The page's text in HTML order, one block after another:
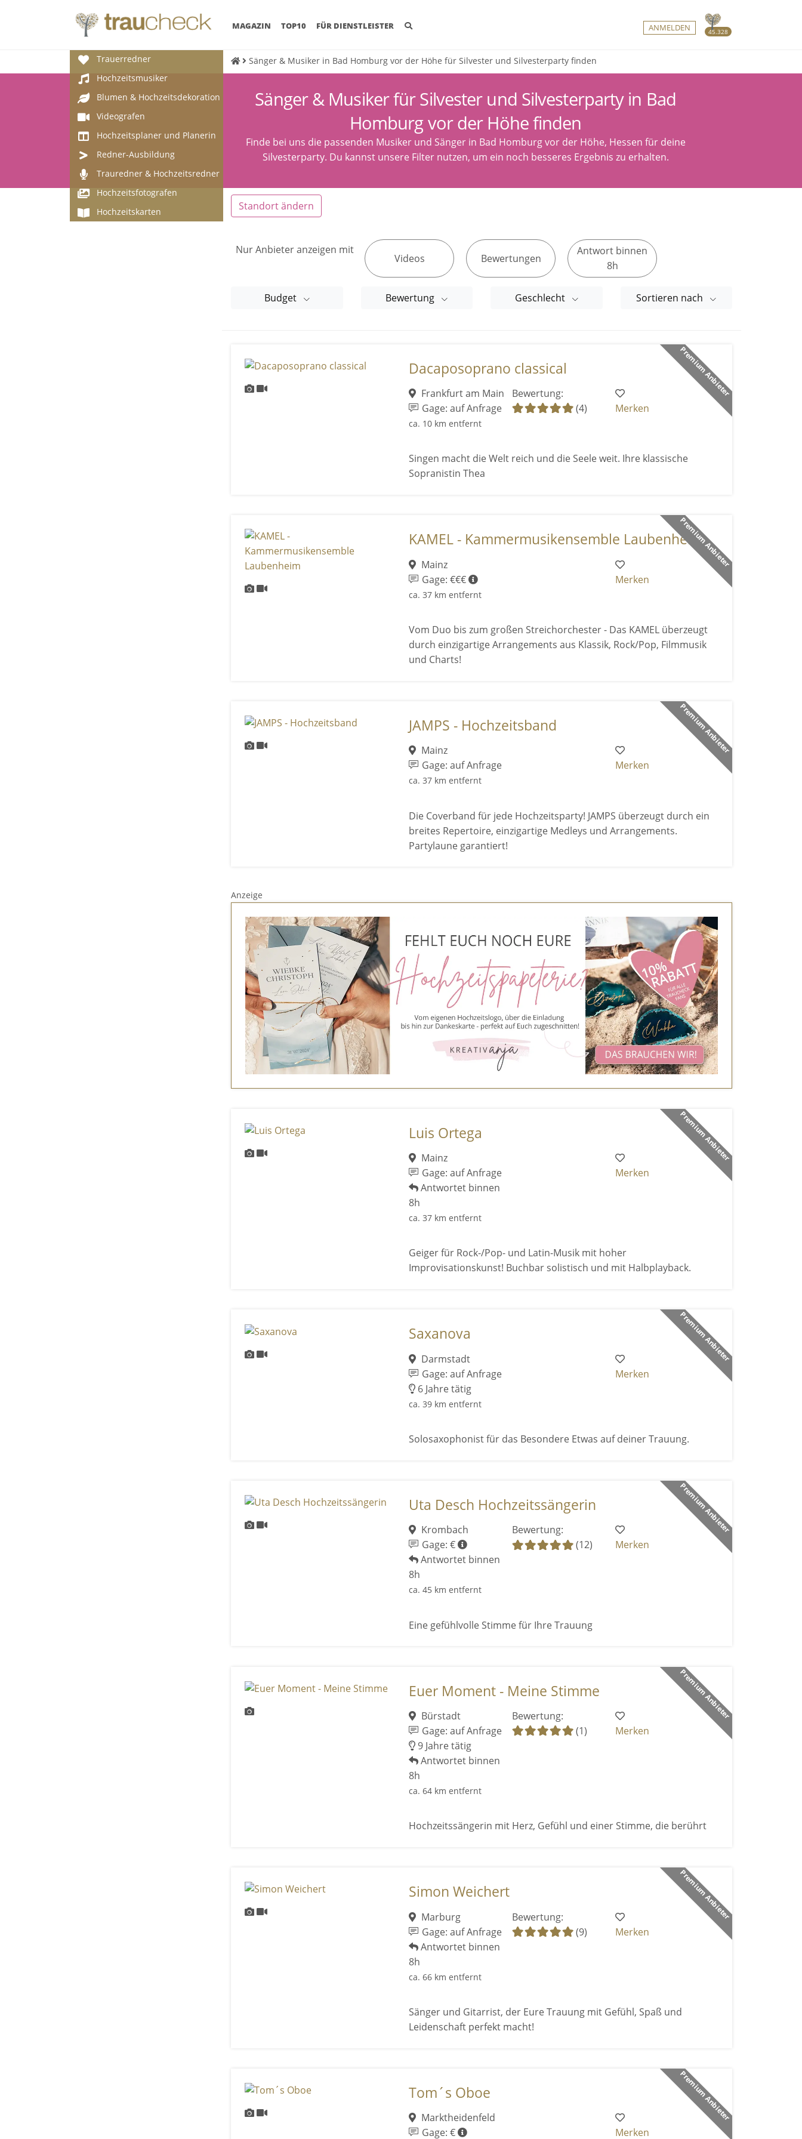
45.328
MAGAZIN (CURRENT)
TOP10 FÜR DIENSTLEISTER ANMELDEN
Trauerredner
Hochzeitsmusiker
Blumen & Hochzeitsdekoration
Videografen
Hochzeitsplaner und Planerin
Redner-Ausbildung
Trauredner & Hochzeitsredner
Hochzeitsfotografen
Hochzeitskarten
Sänger & Musiker in Bad Homburg vor der Höhe für Silvester und Silvesterparty finden
Sänger & Musiker für Silvester und Silvesterparty in Bad
Homburg vor der Höhe finden
Finde bei uns die passenden Musiker und Sänger in Bad Homburg vor der Höhe, Hessen für deine
Silvesterparty. Du kannst unsere Filter nutzen, um ein noch besseres Ergebnis zu erhalten.
Standort ändern
Nur Anbieter anzeigen mit
Videos Bewertungen
Antwort binnen
8h
Budget Bewertung Geschlecht Sortieren nach
Premium Anbieter
Dacaposoprano classical
Frankfurt am Main
Gage: auf Anfrage
ca. 10 km entfernt
Bewertung:
(4)
Merken
Singen macht die Welt reich und die Seele weit. Ihre klassische
Sopranistin Thea
Premium Anbieter
KAMEL - Kammermusikensemble Laubenhei ...
Mainz
Gage: €€€
ca. 37 km entfernt
Merken
Vom Duo bis zum großen Streichorchester - Das KAMEL überzeugt
durch einzigartige Arrangements aus Klassik, Rock/Pop, Filmmusik
und Charts!
Premium Anbieter
JAMPS - Hochzeitsband
Mainz
Gage: auf Anfrage
ca. 37 km entfernt
Merken
Die Coverband für jede Hochzeitsparty! JAMPS überzeugt durch ein
breites Repertoire, einzigartige Medleys und Arrangements.
Partylaune garantiert!
Anzeige
Premium Anbieter
Luis Ortega
Mainz
Gage: auf Anfrage
Antwortet binnen
8h
ca. 37 km entfernt
Merken
Geiger für Rock-/Pop- und Latin-Musik mit hoher
Improvisationskunst! Buchbar solistisch und mit Halbplayback.
Premium Anbieter
Saxanova
Darmstadt
Gage: auf Anfrage
6 Jahre tätig
ca. 39 km entfernt
Merken
Solosaxophonist für das Besondere Etwas auf deiner Trauung.
Premium Anbieter
Uta Desch Hochzeitssängerin
Krombach
Gage: €
Antwortet binnen
8h
ca. 45 km entfernt
Bewertung:
(12)
Merken
Eine gefühlvolle Stimme für Ihre Trauung
Premium Anbieter
Euer Moment - Meine Stimme
Bürstadt
Gage: auf Anfrage
9 Jahre tätig
Antwortet binnen
8h
ca. 64 km entfernt
Bewertung:
(1)
Merken
Hochzeitssängerin mit Herz, Gefühl und einer Stimme, die berührt
Premium Anbieter
Simon Weichert
Marburg
Gage: auf Anfrage
Antwortet binnen
8h
ca. 66 km entfernt
Bewertung:
(9)
Merken
Sänger und Gitarrist, der Eure Trauung mit Gefühl, Spaß und
Leidenschaft perfekt macht!
Premium Anbieter
Tom´s Oboe
Marktheidenfeld
Gage: €
Merken